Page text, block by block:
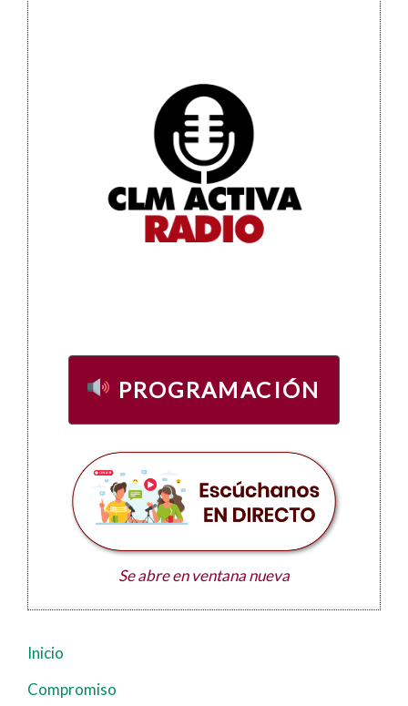
PROGRAMACIÓN
Se abre en ventana nueva
Navegación
principal
Inicio
Compromiso